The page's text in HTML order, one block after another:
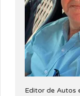
Editor de Autos